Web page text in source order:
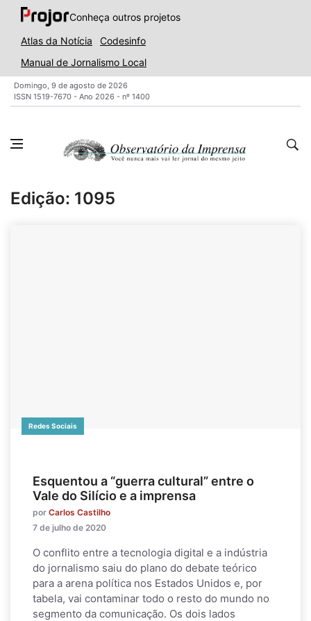
Conheça outros projetos
Atlas da Notícia
Codesinfo
Manual de Jornalismo Local
Domingo, 9 de agosto de 2026
ISSN 1519-7670 - Ano 2026 - nº 1400
Edição: 1095
Redes Sociais
Esquentou a “guerra cultural” entre o
Vale do Silício e a imprensa
por Carlos Castilho
7 de julho de 2020
O conflito entre a tecnologia digital e a indústria
do jornalismo saiu do plano do debate teórico
para a arena política nos Estados Unidos e, por
tabela, vai contaminar todo o resto do mundo no
segmento da comunicação. Os dois lados